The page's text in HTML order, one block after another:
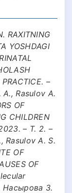
RAXITNING
YOSHDAGI
–
Rasulov A.
OF
CHILDREN
– Т. 2. –
Rasulov A. S.
OF
OF
Насырова З.